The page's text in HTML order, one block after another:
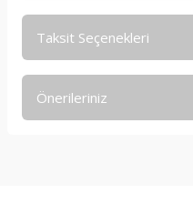
Taksit Seçenekleri
Önerileriniz